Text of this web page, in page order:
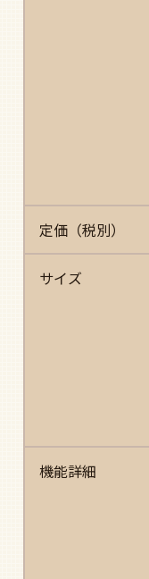
定価（税別）
サイズ
機能詳細